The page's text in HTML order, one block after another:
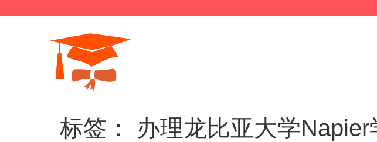
标签： 办理龙比亚大学Napier